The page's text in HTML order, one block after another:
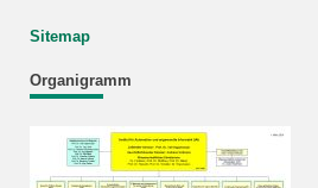
Sitemap
Organigramm